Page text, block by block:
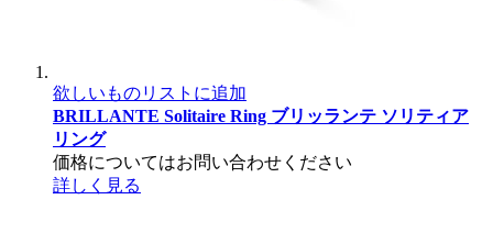
欲しいものリストに追加
BRILLANTE Solitaire Ring ブリッランテ ソリティア
リング
価格についてはお問い合わせください
詳しく見る